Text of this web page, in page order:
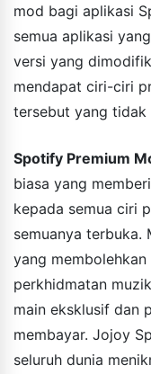
mod bagi aplikasi
semua aplikasi
versi yang
mendapat ciri-ciri
tersebut yang tidak
Spotify Premium
biasa yang
kepada semua ciri
semuanya terbuka.
yang
perkhidmatan
main eksklusif dan
membayar. Jojoy
seluruh dunia